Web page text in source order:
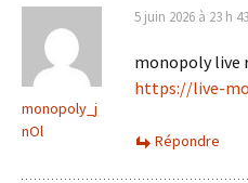
monopoly_j
nOl
5 juin 2026 à 23 h
monopoly live
https://live-
Répondre